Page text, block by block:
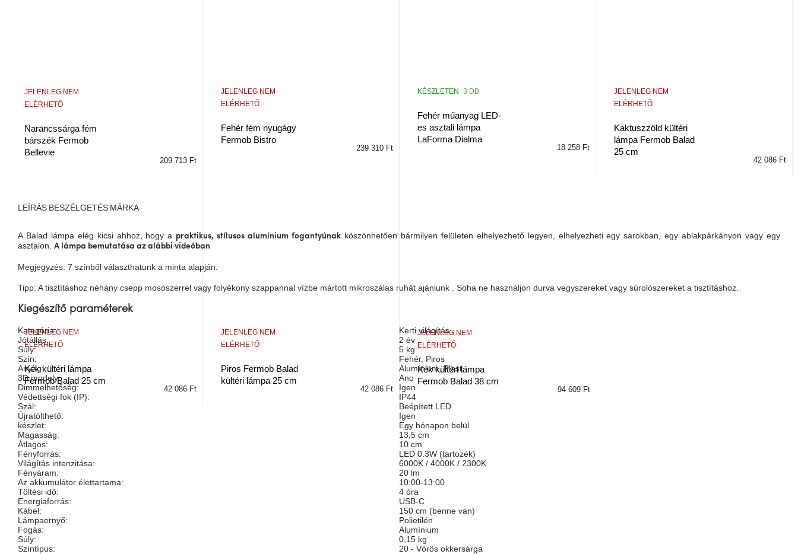
Narancssárga fém
bárszék Fermob
Bellevie
JELENLEG NEM
ELÉRHETŐ
209 713 Ft
Fehér fém nyugágy
Fermob Bistro
JELENLEG NEM
ELÉRHETŐ
239 310 Ft
Fehér műanyag LED-
es asztali lámpa
LaForma Dialma
KÉSZLETEN 3 DB
18 258 Ft
Kaktuszzöld kültéri
lámpa Fermob Balad
25 cm
JELENLEG NEM
ELÉRHETŐ
42 086 Ft
Kék kültéri lámpa
Fermob Balad 25 cm
JELENLEG NEM
ELÉRHETŐ
42 086 Ft
Piros Fermob Balad
kültéri lámpa 25 cm
JELENLEG NEM
ELÉRHETŐ
42 086 Ft
Kék kültéri lámpa
Fermob Balad 38 cm
JELENLEG NEM
ELÉRHETŐ
94 609 Ft
LEÍRÁS BESZÉLGETÉS MÁRKA
A Balad lámpa elég kicsi ahhoz, hogy a praktikus, stílusos alumínium fogantyúnak köszönhetően bármilyen felületen elhelyezhető legyen, elhelyezheti egy sarokban, egy ablakpárkányon vagy egy
asztalon. A lámpa bemutatása az alábbi videóban
Megjegyzés: 7 színből választhatunk a minta alapján.
Tipp: A tisztításhoz néhány csepp mosószerrel vagy folyékony szappannal vízbe mártott mikroszálas ruhát ajánlunk . Soha ne használjon durva vegyszereket vagy súrolószereket a tisztításhoz.
Kiegészítő paraméterek
Kategória:
Kerti világítás
Jótállás:
2 év
Súly:
5 kg
Szín: Fehér, Piros
Anyag: Alumínium,Plast
3D modely:
Ano
Dimmelhetőség:
Igen
Védettségi fok (IP):
IP44
Szál:
Beépített LED
Újratölthető:
Igen
készlet:
Egy hónapon belül
Magasság:
13,5 cm
Átlagos:
10 cm
Fényforrás:
LED 0.3W (tartozék)
Világítás intenzitása:
6000K / 4000K / 2300K
Fényáram:
20 lm
Az akkumulátor élettartama:
10:00-13:00
Töltési idő:
4 óra
Energiaforrás:
USB-C
Kábel:
150 cm (benne van)
Lámpaernyő:
Polietilén
Fogás:
Alumínium
Súly:
0,15 kg
Színtípus: 20 - Vörös okkersárga